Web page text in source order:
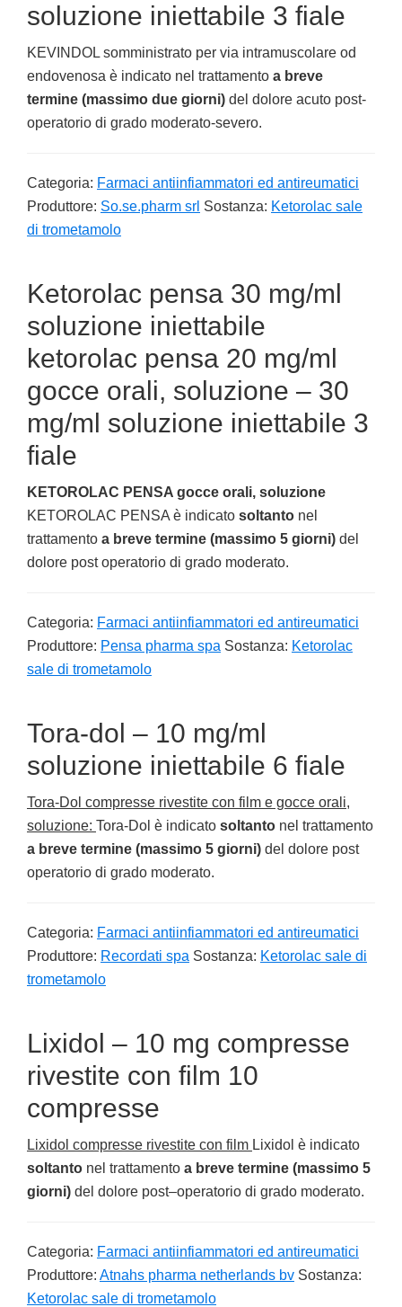
soluzione iniettabile 3 fiale
KEVINDOL somministrato per via intramuscolare od
endovenosa è indicato nel trattamento a breve
termine (massimo due giorni) del dolore acuto post-
operatorio di grado moderato-severo.
Categoria: Farmaci antiinfiammatori ed antireumatici
Produttore: So.se.pharm srl Sostanza: Ketorolac sale
di trometamolo
Ketorolac pensa 30 mg/ml
soluzione iniettabile
ketorolac pensa 20 mg/ml
gocce orali, soluzione – 30
mg/ml soluzione iniettabile 3
fiale
KETOROLAC PENSA gocce orali, soluzione
KETOROLAC PENSA è indicato soltanto nel
trattamento a breve termine (massimo 5 giorni) del
dolore post operatorio di grado moderato.
Categoria: Farmaci antiinfiammatori ed antireumatici
Produttore: Pensa pharma spa Sostanza: Ketorolac
sale di trometamolo
Tora-dol – 10 mg/ml
soluzione iniettabile 6 fiale
Tora-Dol compresse rivestite con film e gocce orali,
soluzione: Tora-Dol è indicato soltanto nel trattamento
a breve termine (massimo 5 giorni) del dolore post
operatorio di grado moderato.
Categoria: Farmaci antiinfiammatori ed antireumatici
Produttore: Recordati spa Sostanza: Ketorolac sale di
trometamolo
Lixidol – 10 mg compresse
rivestite con film 10
compresse
Lixidol compresse rivestite con film Lixidol è indicato
soltanto nel trattamento a breve termine (massimo 5
giorni) del dolore post–operatorio di grado moderato.
Categoria: Farmaci antiinfiammatori ed antireumatici
Produttore: Atnahs pharma netherlands bv Sostanza:
Ketorolac sale di trometamolo